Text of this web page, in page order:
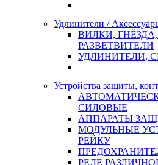
Удлинители /
ВИЛКИ,
РАЗВЕТВИТЕЛИ
УДЛИНИТЕЛИ,
Устройства защиты,
СИЛОВЫЕ
АППАРАТЫ
МОДУЛЬНЫЕ
РЕЙКУ
РЕЛЕ